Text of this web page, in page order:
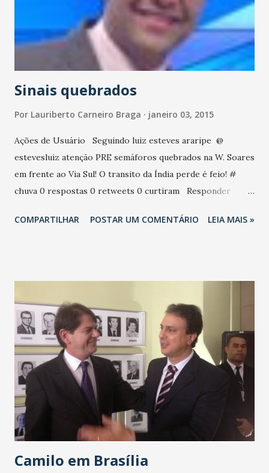
Sinais quebrados
Por Lauriberto Carneiro Braga janeiro 03, 2015
Ações de Usuário Seguindo luiz esteves araripe ‏ @
estevesluiz atenção PRE semáforos quebrados na W. Soares
em frente ao Via Sul! O transito da Índia perde é feio! #
chuva 0 respostas 0 retweets 0 curtiram Responder
COMPARTILHAR POSTAR UM COMENTÁRIO LEIA MAIS »
Camilo em Brasília